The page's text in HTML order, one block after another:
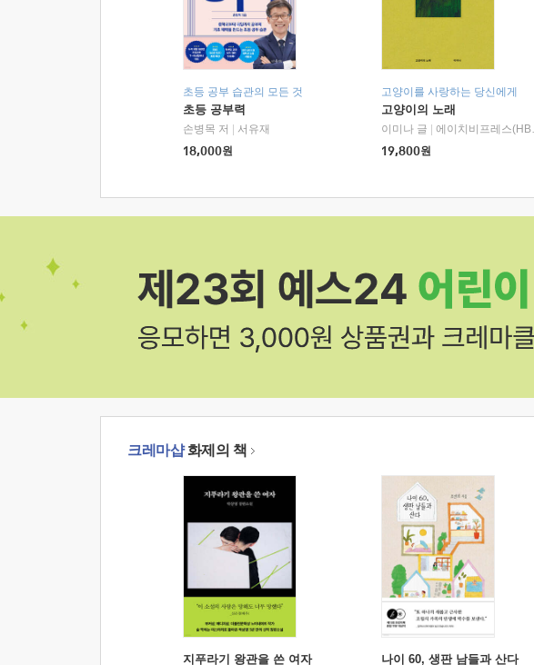
초등 공부 습관의 모든 것
초등 공부력
손병목 저
서유재
18,000원
고양이를 사랑하는 당신에게
고양이의 노래
이미나 글
에이치비프레스(HBPRESS)
19,800원
크레마샵화제의 책
지푸라기 왕관을 쓴 여자 나이 60, 생판 남들과 산다